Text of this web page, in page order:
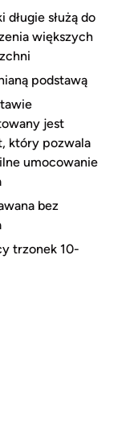
długie służą do
większych
podstawą
jest
który pozwala
umocowanie
bez
trzonek 10-